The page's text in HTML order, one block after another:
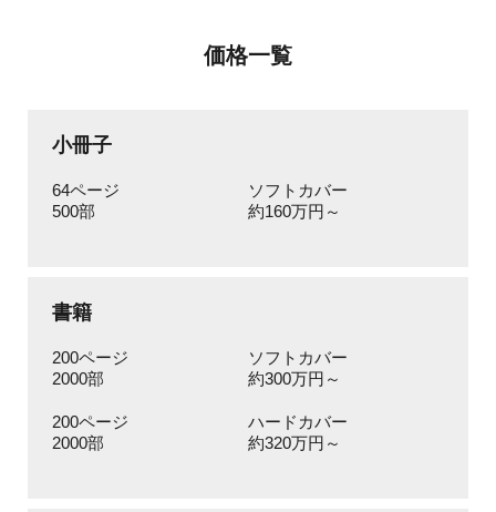
価格一覧
小冊子
64ページ
ソフトカバー
500部
約160万円～
書籍
200ページ
ソフトカバー
2000部
約300万円～
200ページ
ハードカバー
2000部
約320万円～